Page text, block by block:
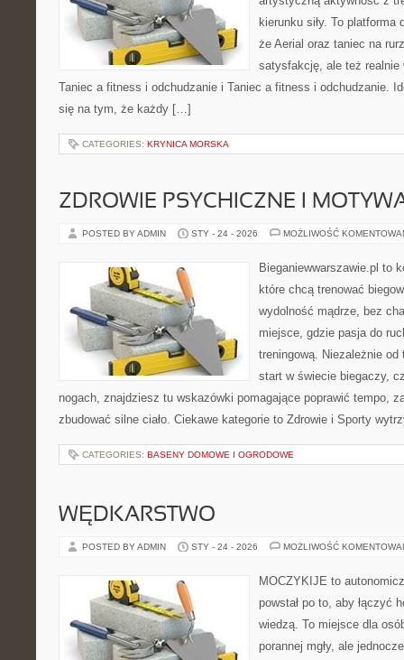
kierunku siły. To
że Aerial oraz taniec na
satysfakcję, ale też realnie
Taniec a fitness i odchudzanie i Taniec a fitness i odchudzanie.
się na tym, że każdy […]
CATEGORIES: KRYNICA MORSKA
ZDROWIE PSYCHICZNE I
POSTED BY ADMIN STY - 24 - 2026 MOŻLIWOŚĆ
Bieganiewwarszawie.pl to
które chcą trenować
wydolność mądrze, bez
miejsce, gdzie pasja do
treningową. Niezależnie
start w świecie biegaczy,
nogach, znajdziesz tu wskazówki pomagające poprawić tempo,
zbudować silne ciało. Ciekawe kategorie to Zdrowie i Sporty
CATEGORIES: BASENY DOMOWE I OGRODOWE
WĘDKARSTWO
POSTED BY ADMIN STY - 24 - 2026 MOŻLIWOŚĆ
MOCZYKIJE to
powstał po to, aby łączyć
wiedzą. To miejsce dla
porannej mgły, ale